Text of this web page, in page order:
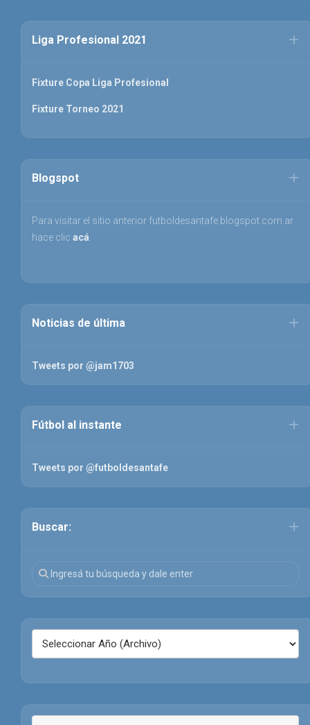
Liga Profesional 2021
Fixture Copa Liga Profesional
Fixture Torneo 2021
Blogspot
Para visitar el sitio anterior futboldesantafe.blogspot.com.ar
hace clic acá.
Noticias de última
Tweets por @jam1703
Fútbol al instante
Tweets por @futboldesantafe
Buscar: